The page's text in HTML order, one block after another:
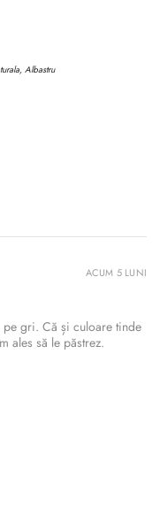
Albastru
pe gri. Că și culoare tinde
ales să le păstrez.
ACUM 5 LUNI